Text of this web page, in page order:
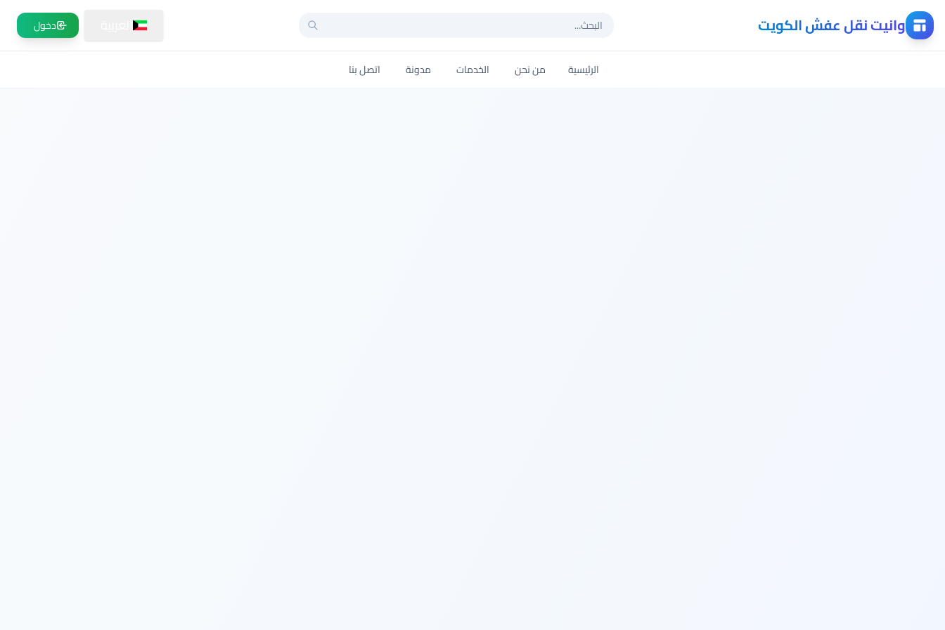
وانيت نقل عفش الكويت دخول
الرئيسية من نحن الخدمات مدونة اتصل بنا